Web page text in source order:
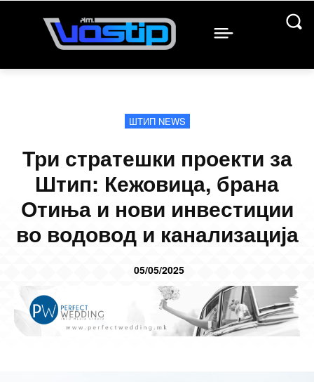
ШТИП NEWS
Три стратешки проекти за
Штип: Кежовица, брана
Отиња и нови инвестиции
во водовод и канализација
05/05/2025